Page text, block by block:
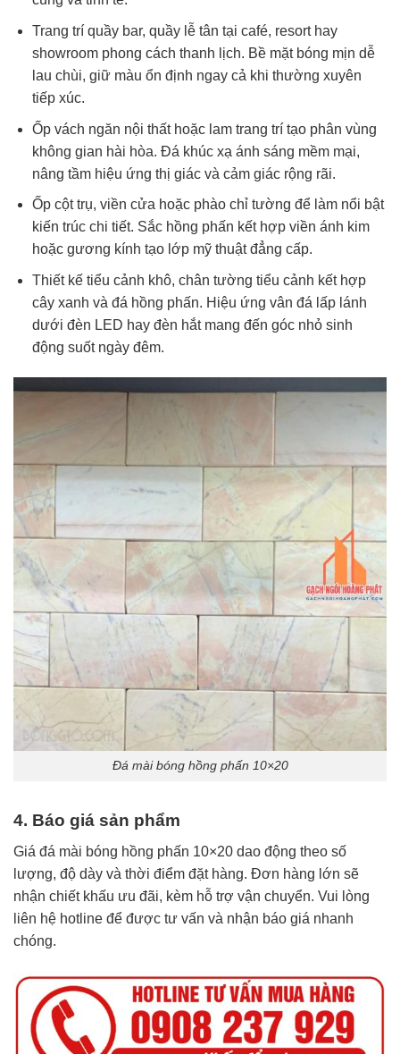
Trang trí quầy bar, quầy lễ tân tại café, resort hay
showroom phong cách thanh lịch. Bề mặt bóng mịn dễ
lau chùi, giữ màu ổn định ngay cả khi thường xuyên
tiếp xúc.
Ốp vách ngăn nội thất hoặc lam trang trí tạo phân vùng
không gian hài hòa. Đá khúc xạ ánh sáng mềm mại,
nâng tầm hiệu ứng thị giác và cảm giác rộng rãi.
Ốp cột trụ, viền cửa hoặc phào chỉ tường để làm nổi bật
kiến trúc chi tiết. Sắc hồng phấn kết hợp viền ánh kim
hoặc gương kính tạo lớp mỹ thuật đẳng cấp.
Thiết kế tiểu cảnh khô, chân tường tiểu cảnh kết hợp
cây xanh và đá hồng phấn. Hiệu ứng vân đá lấp lánh
dưới đèn LED hay đèn hắt mang đến góc nhỏ sinh
động suốt ngày đêm.
Đá mài bóng hồng phấn 10×20
4. Báo giá sản phẩm
Giá đá mài bóng hồng phấn 10×20 dao động theo số
lượng, độ dày và thời điểm đặt hàng. Đơn hàng lớn sẽ
nhận chiết khấu ưu đãi, kèm hỗ trợ vận chuyển. Vui lòng
liên hệ hotline để được tư vấn và nhận báo giá nhanh
chóng.